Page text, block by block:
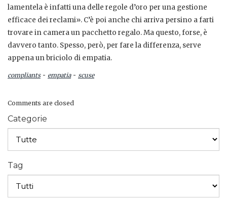
lamentela è infatti una delle regole d’oro per una gestione
efficace dei reclami». C’è poi anche chi arriva persino a farti
trovare in camera un pacchetto regalo. Ma questo, forse, è
davvero tanto. Spesso, però, per fare la differenza, serve
appena un briciolo di empatia.
compliants- empatia- scuse
Comments are closed
Categorie
Tag